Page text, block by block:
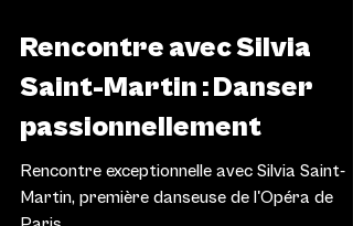
L'HUMOEURS
Rencontre avec Silvia
Saint-Martin : Danser
passionnellement
Rencontre exceptionnelle avec Silvia Saint-